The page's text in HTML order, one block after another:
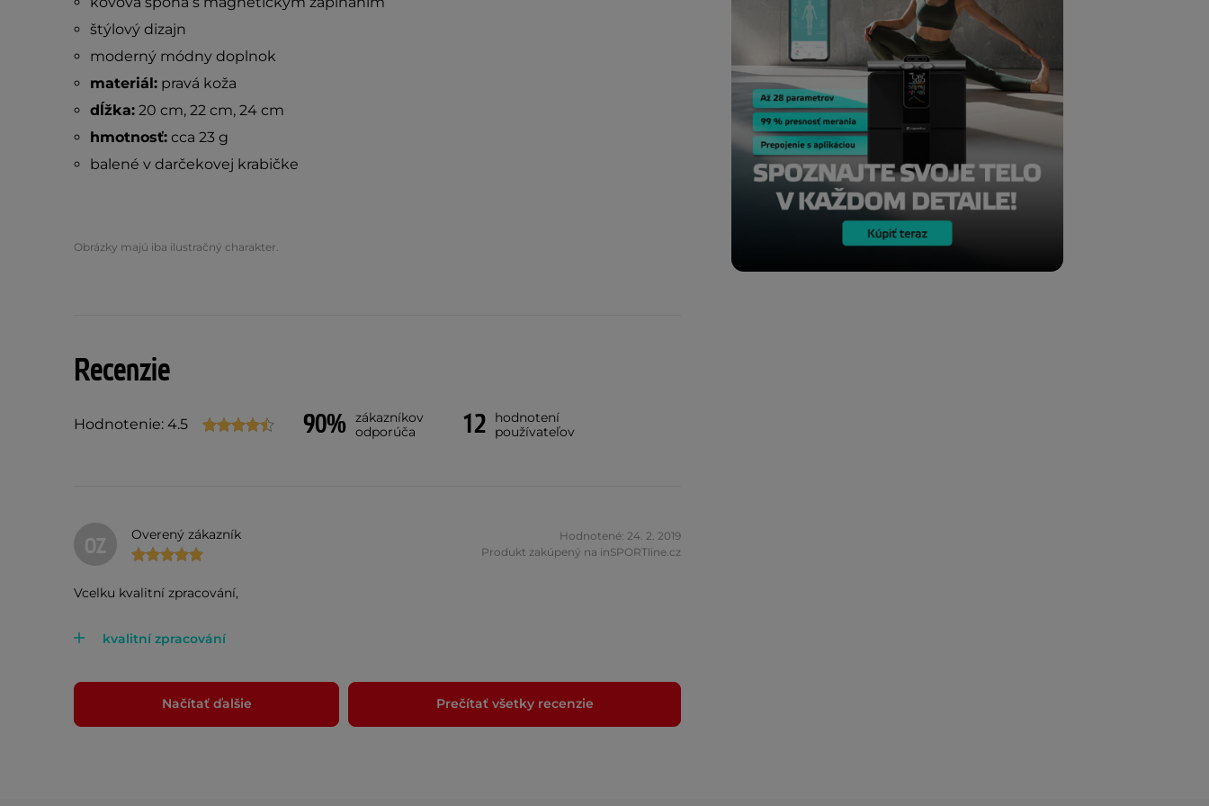
štýlový dizajn
moderný módny doplnok
materiál:pravá koža
dĺžka:20 cm, 22 cm, 24 cm
hmotnosť:cca 23 g
balené v darčekovej krabičke
Obrázky majú iba ilustračný charakter.
Recenzie
Hodnotenie: 4.5 90% zákazníkov
odporúča
12
hodnotení
používateľov
OZ Overený zákazník
Hodnotené: 24. 2. 2019
Produkt zakúpený na inSPORTline.cz
Vcelku kvalitní zpracování,
kvalitní zpracování
Načítať ďalšie Prečítať všetky recenzie